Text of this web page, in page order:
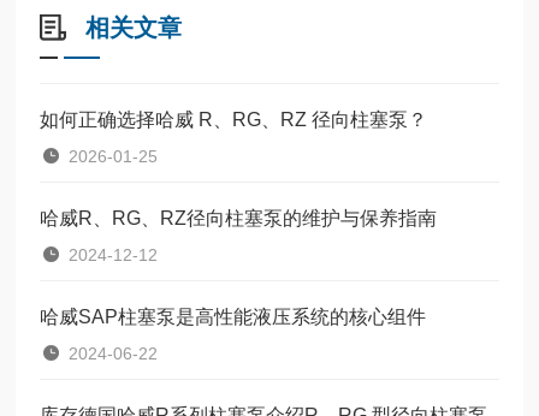
相关文章
如何正确选择哈威 R、RG、RZ 径向柱塞泵？
2026-01-25
哈威R、RG、RZ径向柱塞泵的维护与保养指南
2024-12-12
哈威SAP柱塞泵是高性能液压系统的核心组件
2024-06-22